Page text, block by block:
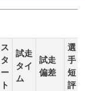
ス
タ
ー
ト
試走
タイ
ム
試走
偏差
選
手
短
評